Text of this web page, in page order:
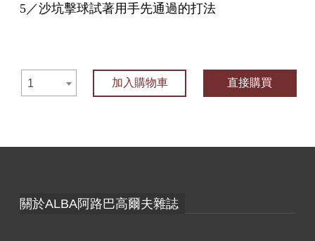
5／沙坑擊球試著用手先通過的打法
1 加入購物車 直接購買
關於ALBA阿路巴高爾夫雜誌